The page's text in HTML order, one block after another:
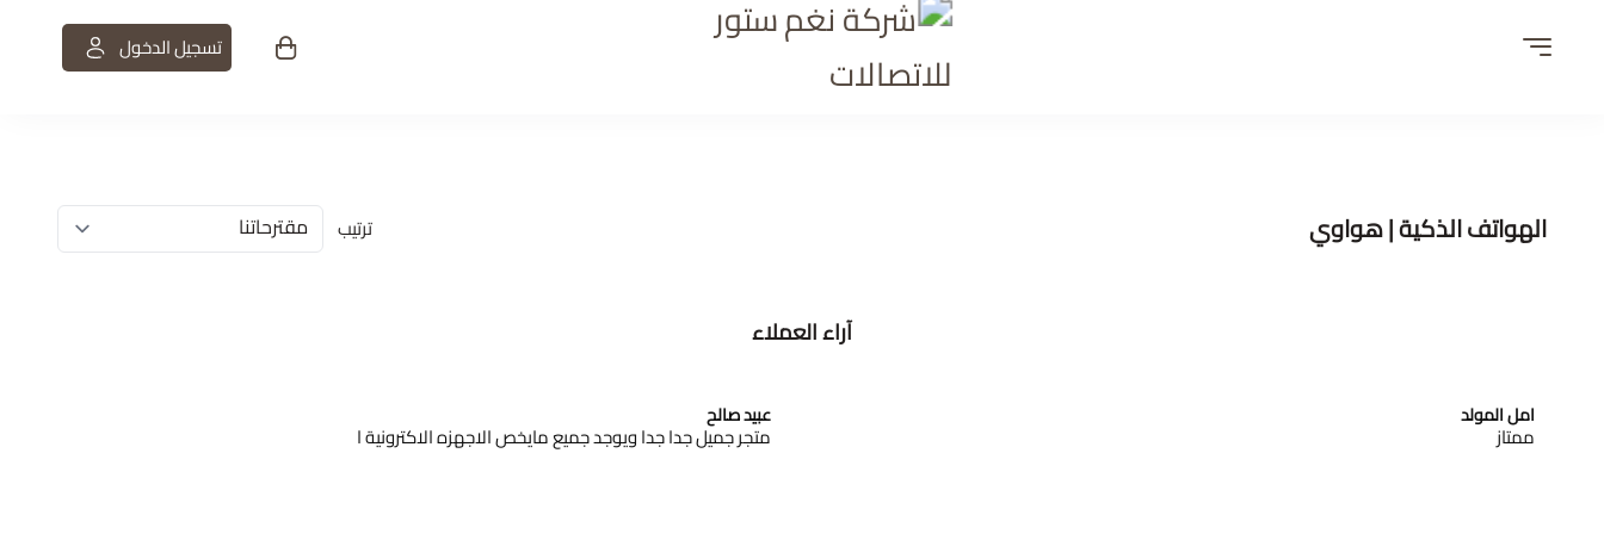
شركة نغم ستور للاتصالات تسجيل الدخول
الهواتف الذكية | هواوي ترتيب
آراء العملاء
امل المولد
ممتاز
عبيد صالح
متجر جميل جدا جدا ويوجد جميع مايخص الاجهزه الاكترونية ا